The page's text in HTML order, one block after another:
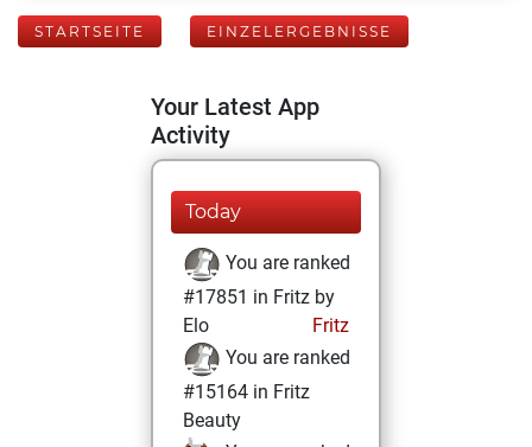
STARTSEITE EINZELERGEBNISSE
Your Latest App
Activity
Today
You are ranked
#17851 in Fritz by
Elo
Fritz
You are ranked
#15164 in Fritz
Beauty